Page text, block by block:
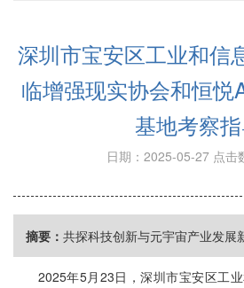
深圳市宝安区工业和信
临增强现实协会和恒悦
基地考察
日期：2025-05-27 点击
摘要： 共探科技创新与元宇宙产业发展
2025年5月23日，深圳市宝安区工